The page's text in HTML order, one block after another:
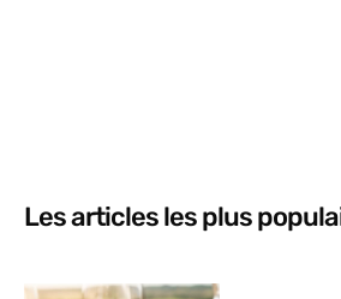
Les articles les plus